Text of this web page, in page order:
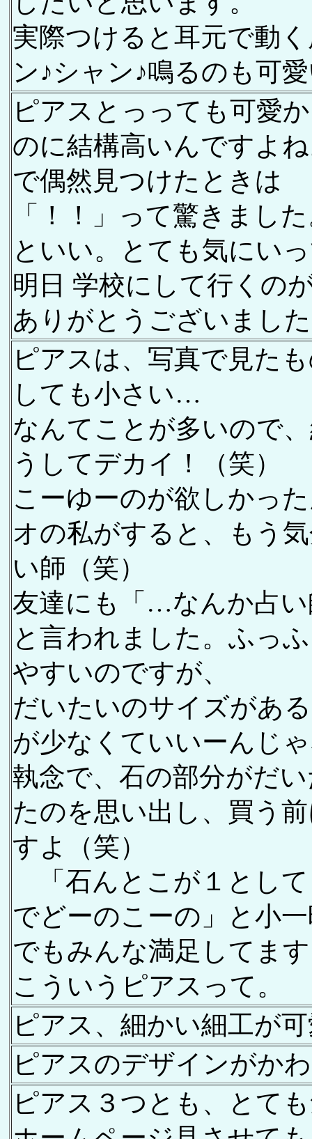
実際つけると耳元で動
ン♪シャン♪鳴るのも可
ピアスとっっても可愛
のに結構高いんですよ
で偶然見つけたときは
「！！」って驚きまし
といい。とても気にい
明日 学校にして行くの
ありがとうございまし
ピアスは、写真で見た
しても小さい…
なんてことが多いので
うしてデカイ！（笑）
こーゆーのが欲しかっ
オの私がすると、もう
い師（笑）
友達にも「…なんか占
と言われました。ふっ
やすいのですが、
だいたいのサイズがあ
が少なくていいーんじ
執念で、石の部分がだ
たのを思い出し、買う
すよ（笑）
「石んとこが１とし
でどーのこーの」と小
でもみんな満足してま
こういうピアスって。
ピアス、細かい細工が
ピアスのデザインがか
ピアス３つとも、とて